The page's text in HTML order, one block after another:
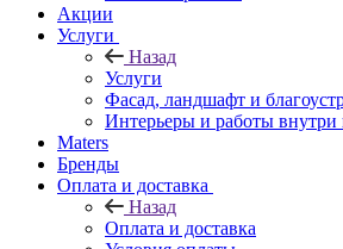
Акции
Услуги
Назад
Услуги
Фасад, ландшафт и
Интерьеры и работы
Maters
Бренды
Оплата и доставка
Назад
Оплата и доставка